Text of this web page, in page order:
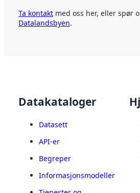
Ta kontakt med oss her, eller spør
Datalandsbyen.
Datakataloger
Datasett
API-er
Begreper
Informasjonsmodeller